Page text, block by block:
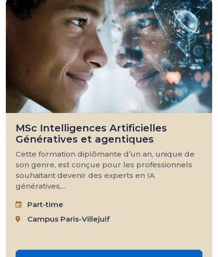
MSc Intelligences Artificielles
Génératives et agentiques
Cette formation diplômante d’un an, unique de
son genre, est conçue pour les professionnels
souhaitant devenir des experts en IA
génératives,...
Part-time
Campus Paris-Villejuif